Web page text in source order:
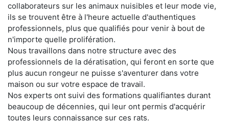
collaborateurs sur les animaux nuisibles et leur mode vie,
ils se trouvent être à l'heure actuelle d'authentiques
professionnels, plus que qualifiés pour venir à bout de
n'importe quelle prolifération.
Nous travaillons dans notre structure avec des
professionnels de la dératisation, qui feront en sorte que
plus aucun rongeur ne puisse s'aventurer dans votre
maison ou sur votre espace de travail.
Nos experts ont suivi des formations qualifiantes durant
beaucoup de décennies, qui leur ont permis d'acquérir
toutes leurs connaissance sur ces rats.